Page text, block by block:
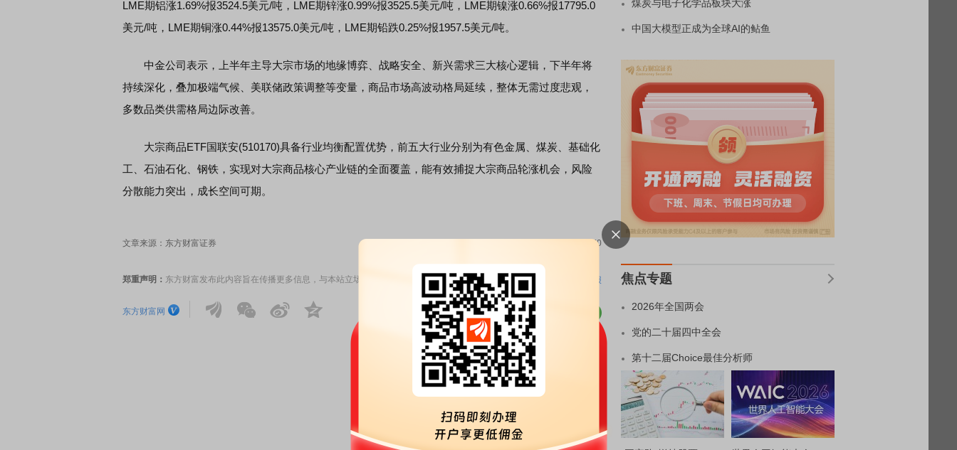
LME期铝涨1.69%报3524.5美元/吨，LME期锌涨0.99%报3525.5美元/吨，LME期镍涨0.66%报17795.0
美元/吨，LME期铜涨0.44%报13575.0美元/吨，LME期铅跌0.25%报1957.5美元/吨。
中金公司表示，上半年主导大宗市场的地缘博弈、战略安全、新兴需求三大核心逻辑，下半年将
持续深化，叠加极端气候、美联储政策调整等变量，商品市场高波动格局延续，整体无需过度悲观，
多数品类供需格局边际改善。
大宗商品ETF国联安(510170)具备行业均衡配置优势，前五大行业分别为有色金属、煤炭、基础化
工、石油石化、钢铁，实现对大宗商品核心产业链的全面覆盖，能有效捕捉大宗商品轮涨机会，风险
分散能力突出，成长空间可期。
文章来源：东方财富证券 责任编辑：70
郑重声明： 东方财富发布此内容旨在传播更多信息，与本站立场无关，不构成投资建议。据此操作，风险自担。 举报
东方财富网
煤炭与电子化学品板块大涨
中国大模型正成为全球AI的鲇鱼
焦点专题
2026年全国两会
党的二十届四中全会
第十二届Choice最佳分析师